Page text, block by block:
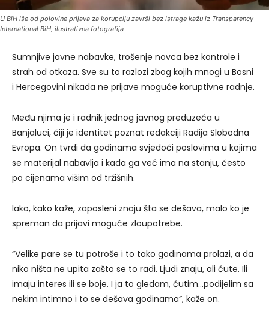
U BiH iše od polovine prijava za korupciju završi bez istrage kažu iz Transparency
International BiH, ilustrativna fotografija
Sumnjive javne nabavke, trošenje novca bez kontrole i
strah od otkaza. Sve su to razlozi zbog kojih mnogi u Bosni
i Hercegovini nikada ne prijave moguće koruptivne radnje.
Među njima je i radnik jednog javnog preduzeća u
Banjaluci, čiji je identitet poznat redakciji Radija Slobodna
Evropa. On tvrdi da godinama svjedoči poslovima u kojima
se materijal nabavlja i kada ga već ima na stanju, često
po cijenama višim od tržišnih.
Iako, kako kaže, zaposleni znaju šta se dešava, malo ko je
spreman da prijavi moguće zloupotrebe.
“Velike pare se tu potroše i to tako godinama prolazi, a da
niko ništa ne upita zašto se to radi. Ljudi znaju, ali ćute. Ili
imaju interes ili se boje. I ja to gledam, ćutim…podijelim sa
nekim intimno i to se dešava godinama”, kaže on.